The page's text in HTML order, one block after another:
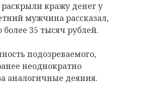
кражу денег у
мужчина рассказал,
35 тысяч рублей.
подозреваемого,
неоднократно
аналогичные деяния.